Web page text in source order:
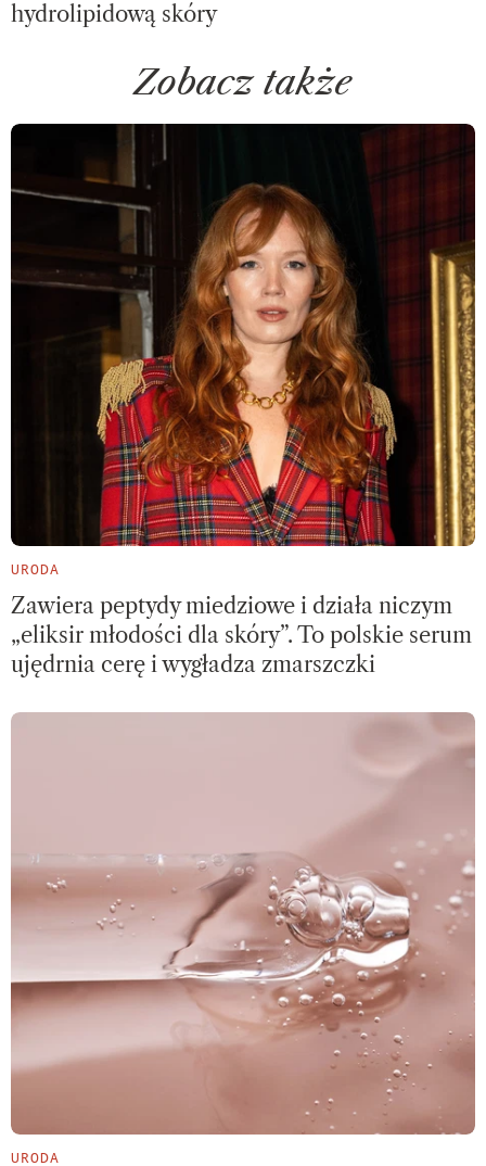
hydrolipidową skóry
Zobacz także
URODA
Zawiera peptydy miedziowe i działa niczym
„eliksir młodości dla skóry”. To polskie serum
ujędrnia cerę i wygładza zmarszczki
URODA